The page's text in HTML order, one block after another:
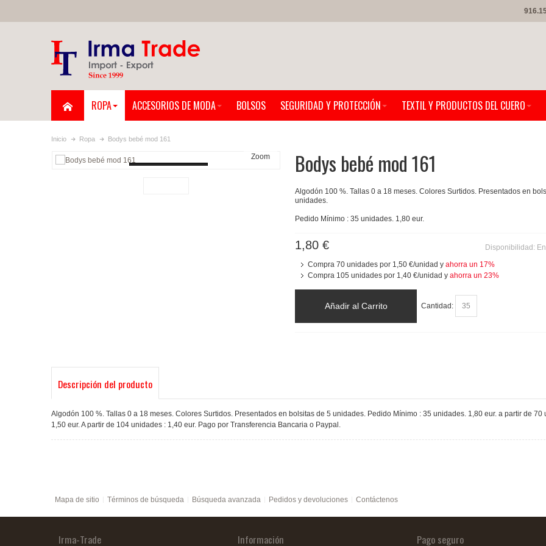
ROPA ACCESORIOS DE MODA BOLSOS SEGURIDAD Y PROTECCIÓN TEXTIL Y PRODUCTOS DEL CUERO
Inicio Ropa Bodys bebé mod 161
Zoom Bodys bebé mod 161
Algodón 100 %. Tallas 0 a 18 meses. Colores Surtidos. Presentados en
unidades.
Pedido Mínimo : 35 unidades. 1,80 eur.
Disponibilidad:
1,80 €
Compra 70 unidades por 1,50 €/unidad y ahorra un 17%
Compra 105 unidades por 1,40 €/unidad y ahorra un 23%
Cantidad:
Añadir al Carrito
Descripción del producto
Algodón 100 %. Tallas 0 a 18 meses. Colores Surtidos. Presentados en bolsitas de 5 unidades. Pedido Mínimo : 35 unidades. 1,80 eur. a partir de 70
1,50 eur. A partir de 104 unidades : 1,40 eur. Pago por Transferencia Bancaria o Paypal.
Mapa de sitio Términos de búsqueda Búsqueda avanzada Pedidos y devoluciones Contáctenos
Irma-Trade Información Pago seguro